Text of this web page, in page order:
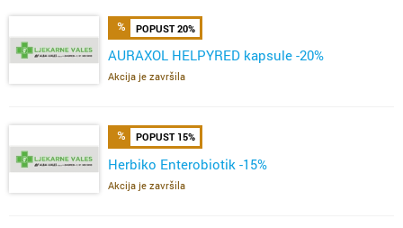
POPUST 20%
AURAXOL HELPYRED kapsule -20%
Akcija je završila
POPUST 15%
Herbiko Enterobiotik -15%
Akcija je završila